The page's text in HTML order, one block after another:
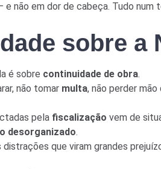
e não em dor de cabeça. Tudo num
sobre a
é sobre continuidade de obra.
não tomar multa, não perder mão
pela fiscalização vem de
desorganizado.
que viram grandes